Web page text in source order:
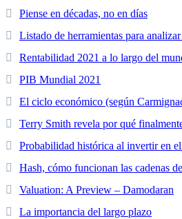
Piense en décadas, no en días
Listado de herramientas para analizar
Rentabilidad 2021 a lo largo del
PIB Mundial 2021
El ciclo económico (según
Terry Smith revela por qué
Probabilidad histórica al invertir en
Hash, cómo funcionan las cadenas
Valuation: A Preview – Damodaran
La importancia del largo plazo